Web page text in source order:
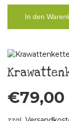
In den
€79,00